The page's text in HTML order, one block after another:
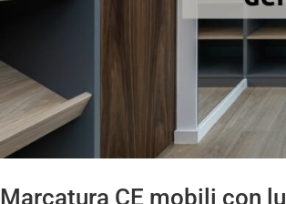
Marcatura CE mobili con